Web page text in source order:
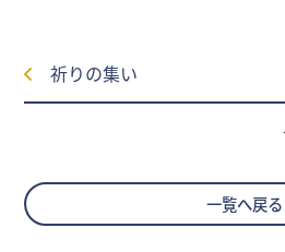
祈りの集い
一覧へ戻る